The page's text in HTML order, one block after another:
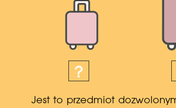
Jest to przedmiot dozwolonym, ale należy